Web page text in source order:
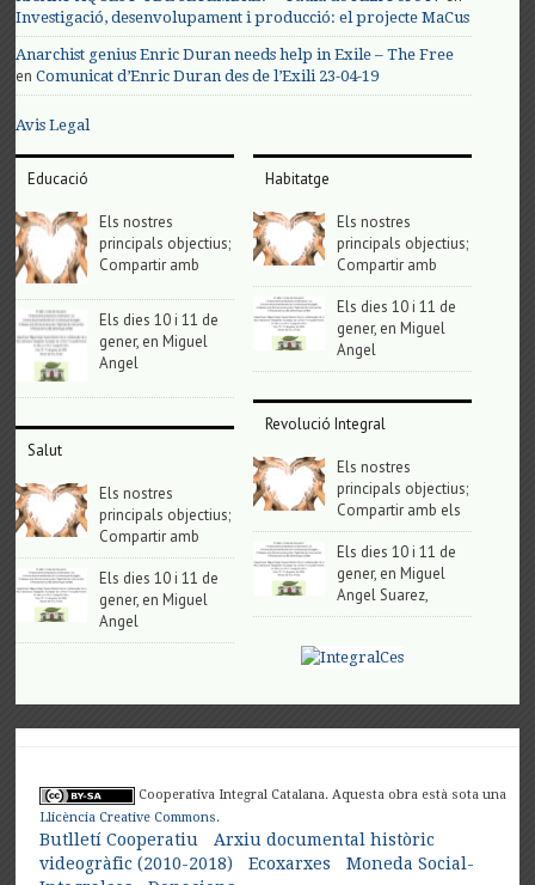
Investigació, desenvolupament i producció: el projecte MaCus
Anarchist genius Enric Duran needs help in Exile – The Free
enComunicat d’Enric Duran des de l’Exili 23-04-19
Avis Legal
Educació
Els nostres
principals objectius;
Compartir amb
Els dies 10 i 11 de
gener, en Miguel
Angel
Salut
Els nostres
principals objectius;
Compartir amb
Els dies 10 i 11 de
gener, en Miguel
Angel
Habitatge
Els nostres
principals objectius;
Compartir amb
Els dies 10 i 11 de
gener, en Miguel
Angel
Revolució Integral
Els nostres
principals objectius;
Compartir amb els
Els dies 10 i 11 de
gener, en Miguel
Angel Suarez,
Cooperativa Integral Catalana. Aquesta obra està sota una
Llicència Creative Commons.
Butlletí Cooperatiu
Arxiu documental històric
videogràfic (2010-2018)
Ecoxarxes
Moneda Social-